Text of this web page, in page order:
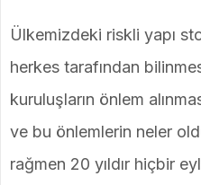
Ülkemizdeki riskli yapı
herkes tarafından
kuruluşların önlem
ve bu önlemlerin neler
rağmen 20 yıldır hiçbir